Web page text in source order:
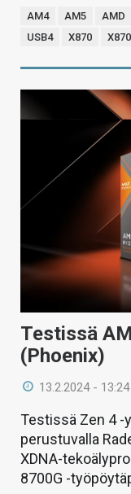
AM4 AM5 AMD
USB4
X870
Testissä
(Phoenix)
13.2.2024 - 13:24
Testissä Zen 4 -
perustuvalla
XDNA-
8700G -